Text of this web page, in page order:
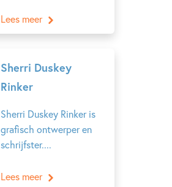
Lees meer
Sherri Duskey
Rinker
Sherri Duskey Rinker is
grafisch ontwerper en
schrijfster....
Lees meer